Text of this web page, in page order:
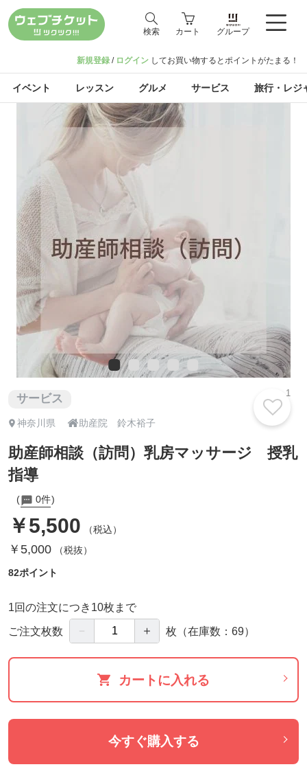
検索 カート グループ
新規登録 / ログイン してお買い物するとポイントがたまる！
イベント レッスン グルメ サービス 旅行・レジ
サービス
神奈川県 助産院 鈴木裕子
助産師相談（訪問）乳房マッサージ 授乳
指導
0件
￥5,500 （税込）
￥5,000（税抜）
82ポイント
1回の注文につき10枚まで
ご注文枚数 － ＋ 枚 （在庫数：69）
カートに入れる
1
今すぐ購入する